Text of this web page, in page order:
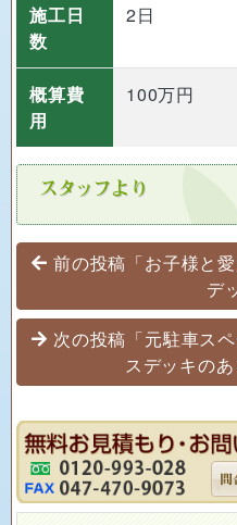
施工日
数
2日
概算費
用
100万円
投稿ナビゲーショ
前の投稿「お子様と
デ
次の投稿「元駐車ス
スデッキのあ